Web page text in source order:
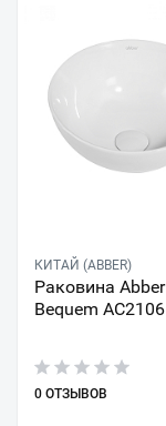
КИТАЙ (ABBER)
Раковина Abber
Bequem AC2106
0 ОТЗЫВОВ